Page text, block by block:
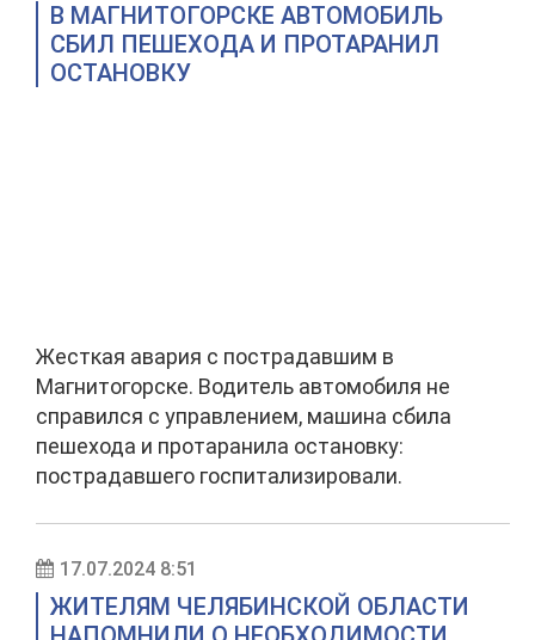
В МАГНИТОГОРСКЕ АВТОМОБИЛЬ
СБИЛ ПЕШЕХОДА И ПРОТАРАНИЛ
ОСТАНОВКУ
Жесткая авария с пострадавшим в
Магнитогорске. Водитель автомобиля не
справился с управлением, машина сбила
пешехода и протаранила остановку:
пострадавшего госпитализировали.
17.07.2024 8:51
ЖИТЕЛЯМ ЧЕЛЯБИНСКОЙ ОБЛАСТИ